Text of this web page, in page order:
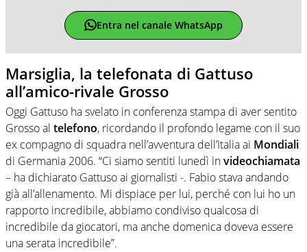
Entra nel canale WhatsApp
Marsiglia, la telefonata di Gattuso
all’amico-rivale Grosso
Oggi Gattuso ha svelato in conferenza stampa di aver sentito
Grosso al telefono, ricordando il profondo legame con il suo
ex compagno di squadra nell’avventura dell’Italia ai Mondiali
di Germania 2006. “Ci siamo sentiti lunedì invideochiamata
– ha dichiarato Gattuso ai giornalisti -. Fabio stava andando
già all’allenamento. Mi dispiace per lui, perché con lui ho un
rapporto incredibile, abbiamo condiviso qualcosa di
incredibile da giocatori, ma anche domenica doveva essere
una serata incredibile”.